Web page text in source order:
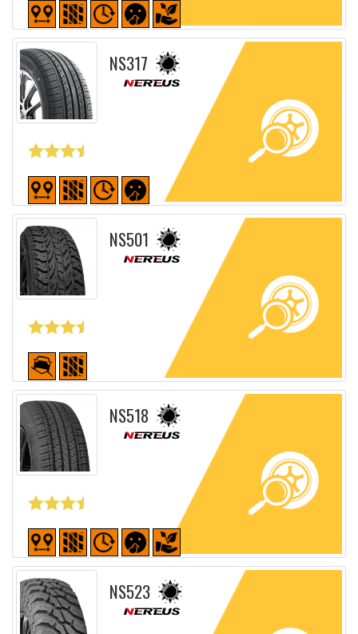
Fiche détaillée
NS317
Fiche détaillée
NS501
Fiche détaillée
NS518
Fiche détaillée
NS523